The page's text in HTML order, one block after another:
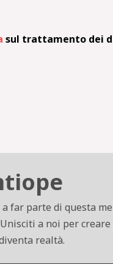
sul trattamento dei
far parte di questa
a noi per
realtà.